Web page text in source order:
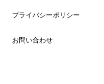
プライバシーポリシー
お問い合わせ